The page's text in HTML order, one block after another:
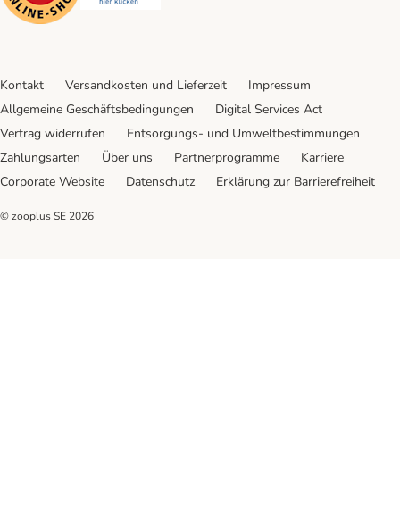
Kontakt Versandkosten und Lieferzeit
Impressum
Allgemeine Geschäftsbedingungen
Digital Services Act
Vertrag widerrufen
Entsorgungs- und Umweltbestimmungen
Zahlungsarten
Über uns Partnerprogramme
Karriere
Corporate Website
Datenschutz Erklärung zur Barrierefreiheit
© zooplus SE 2026